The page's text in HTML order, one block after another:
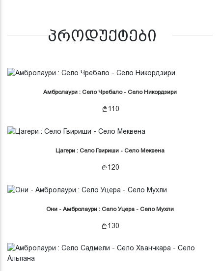
მსგავსი პროდუქტები
Амбролаури : Село Чребало - Село Никордзири
110
Цагери : Село Гвириши - Село Меквена
120
Они - Амбролаури : Село Уцера - Село Мухли
130